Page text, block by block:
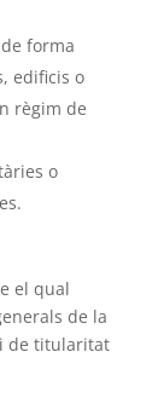
forma
edificis o
règim de
o
el qual
de la
de titularitat